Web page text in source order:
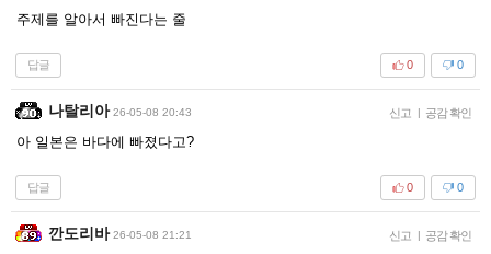
주제를 알아서 빠진다는 줄
답글 0
0
나탈리아 26-05-08 20:43 신고 | 공감 확인
아 일본은 바다에 빠졌다고?
답글 0
0
깐도리바 26-05-08 21:21 신고 | 공감 확인